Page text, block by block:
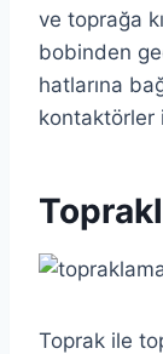
ve toprağa
bobinden
hatlarına
kontaktörler
Toprak ile